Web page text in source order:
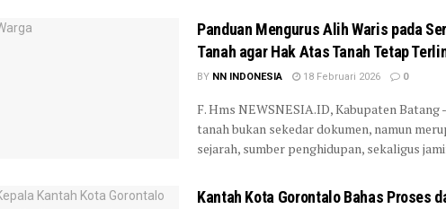
Panduan Mengurus Alih Waris pada
Tanah agar Hak Atas Tanah Tetap
BY NN INDONESIA 18 Februari 2026 0
F. Hms NEWSNESIA.ID, ​Kabupaten
tanah bukan sekedar dokumen, namun
sejarah, sumber penghidupan, sekaligus
Kantah Kota Gorontalo Bahas Proses